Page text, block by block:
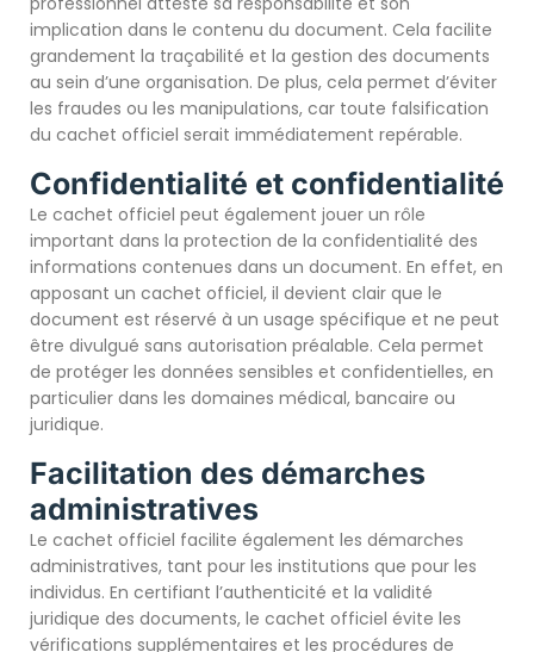
implication dans le contenu du document. Cela facilite
grandement la traçabilité et la gestion des documents
au sein d’une organisation. De plus, cela permet d’éviter
les fraudes ou les manipulations, car toute falsification
du cachet officiel serait immédiatement repérable.
Confidentialité et confidentialité
Le cachet officiel peut également jouer un rôle
important dans la protection de la confidentialité des
informations contenues dans un document. En effet, en
apposant un cachet officiel, il devient clair que le
document est réservé à un usage spécifique et ne peut
être divulgué sans autorisation préalable. Cela permet
de protéger les données sensibles et confidentielles, en
particulier dans les domaines médical, bancaire ou
juridique.
Facilitation des démarches
administratives
Le cachet officiel facilite également les démarches
administratives, tant pour les institutions que pour les
individus. En certifiant l’authenticité et la validité
juridique des documents, le cachet officiel évite les
vérifications supplémentaires et les procédures de